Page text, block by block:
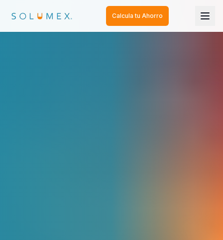
Calcula tu Ahorro